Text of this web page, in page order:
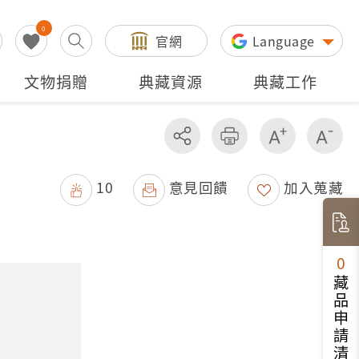
0
官網 Language
文物捐贈 典藏資源 典藏工作
分享 友善列印 增加字級
10 意見回饋 加入蒐藏
0
藏品申請清單